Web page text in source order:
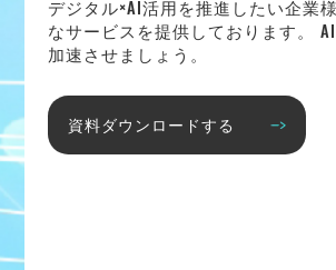
デジタル×AI活用を推進したい企業
なサービスを提供しております。
加速させましょう。
資料ダウンロードする